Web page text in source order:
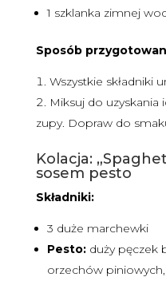
1 szklanka zimnej
Sposób
Wszystkie składniki
Miksuj do uzyskania
zupy. Dopraw do
Kolacja:
sosem pesto
Składniki:
3 duże marchewki
Pesto:duży pęczek
orzechów piniowych,